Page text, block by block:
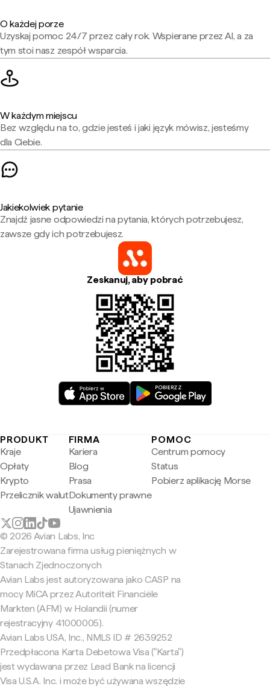
O każdej porze
Uzyskaj pomoc 24/7 przez cały rok. Wspierane przez AI, a za
tym stoi nasz zespół wsparcia.
W każdym miejscu
Bez względu na to, gdzie jesteś i jaki język mówisz, jesteśmy
dla Ciebie.
Jakiekolwiek pytanie
Znajdź jasne odpowiedzi na pytania, których potrzebujesz,
zawsze gdy ich potrzebujesz.
Zeskanuj, aby pobrać
PRODUKT
Kraje
Opłaty
Krypto
Przelicznik walut
FIRMA
Kariera
Blog
Prasa
Dokumenty prawne
Ujawnienia
POMOC
Centrum pomocy
Status
Pobierz aplikację Morse
© 2026 Avian Labs, Inc
Zarejestrowana firma usług pieniężnych w
Stanach Zjednoczonych
Avian Labs jest autoryzowana jako CASP na
mocy MiCA przez Autoriteit Financiële
Markten (AFM) w Holandii (numer
rejestracyjny 41000005).
Avian Labs USA, Inc., NMLS ID # 2639252
Przedpłacona Karta Debetowa Visa ("Karta")
jest wydawana przez Lead Bank na licencji
Visa U.S.A. Inc. i może być używana wszędzie